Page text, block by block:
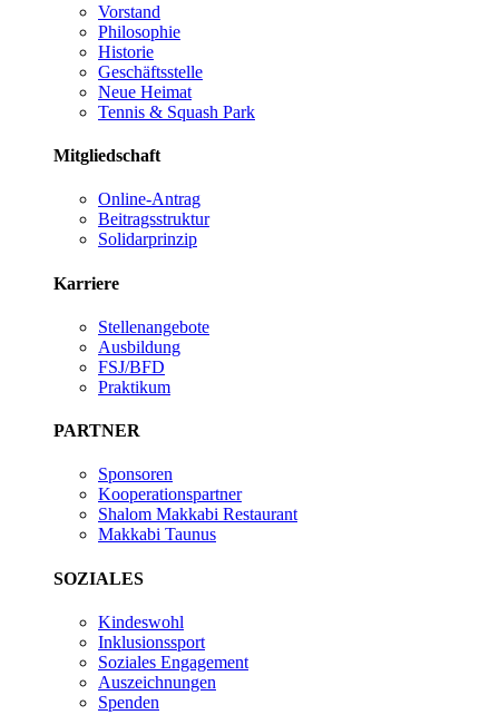
Vorstand
Philosophie
Historie
Geschäftsstelle
Neue Heimat
Tennis & Squash Park
Mitgliedschaft
Online-Antrag
Beitragsstruktur
Solidarprinzip
Karriere
Stellenangebote
Ausbildung
FSJ/BFD
Praktikum
PARTNER
Sponsoren
Kooperationspartner
Shalom Makkabi Restaurant
Makkabi Taunus
SOZIALES
Kindeswohl
Inklusionssport
Soziales Engagement
Auszeichnungen
Spenden